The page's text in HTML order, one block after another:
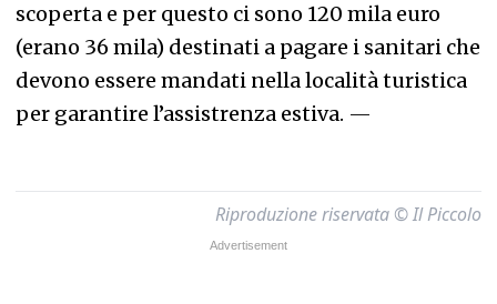
scoperta e per questo ci sono 120 mila euro
(erano 36 mila) destinati a pagare i sanitari che
devono essere mandati nella località turistica
per garantire l’assistrenza estiva. —
Riproduzione riservata © Il Piccolo